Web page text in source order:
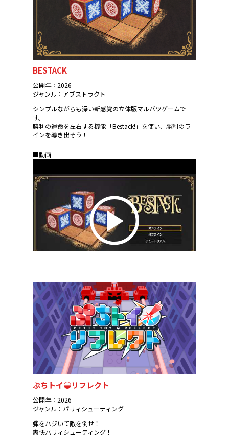
BESTACK
公開年：2026
ジャンル：アブストラクト
シンプルながらも深い新感覚の立体版マルバツゲームで
す。
勝利の運命を左右する機能「Bestack!」を使い、勝利のラ
インを導き出そう！
■動画
ぷちトイ◒リフレクト
公開年：2026
ジャンル：パリィシューティング
弾をハジいて敵を倒せ！
爽快パリィシューティング！